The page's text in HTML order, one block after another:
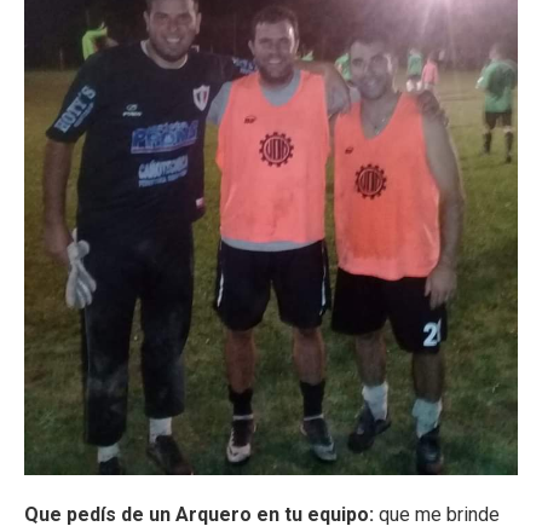
Que pedís de un Arquero en tu equipo: que me brinde